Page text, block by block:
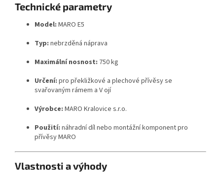
Technické parametry
Model: MARO E5
Typ: nebrzděná náprava
Maximální nosnost: 750 kg
Určení: pro překližkové a plechové přívěsy se
svařovaným rámem a V ojí
Výrobce: MARO Kralovice s.r.o.
Použití: náhradní díl nebo montážní komponent pro
přívěsy MARO
Vlastnosti a výhody